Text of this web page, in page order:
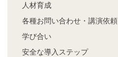
人材育成
各種お問い合わせ・講演依頼
学び合い
安全な導入ステップ